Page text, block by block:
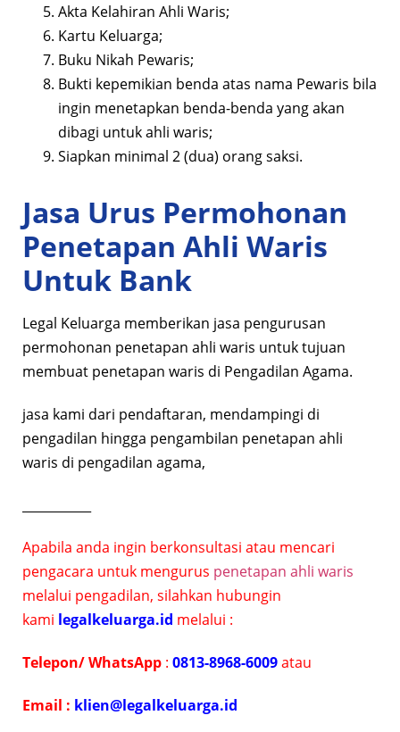
Akta Kelahiran Ahli Waris;
Kartu Keluarga;
Buku Nikah Pewaris;
Bukti kepemikian benda atas nama Pewaris bila
ingin menetapkan benda-benda yang akan
dibagi untuk ahli waris;
Siapkan minimal 2 (dua) orang saksi.
Jasa Urus Permohonan
Penetapan Ahli Waris
Untuk Bank
Legal Keluarga memberikan jasa pengurusan
permohonan penetapan ahli waris untuk tujuan
membuat penetapan waris di Pengadilan Agama.
jasa kami dari pendaftaran, mendampingi di
pengadilan hingga pengambilan penetapan ahli
waris di pengadilan agama,
Apabila anda ingin berkonsultasi atau mencari
pengacara untuk mengurus penetapan ahli waris
melalui pengadilan, silahkan hubungin
kami legalkeluarga.id melalui :
Telepon/ WhatsApp : 0813-8968-6009atau
Email : klien@legalkeluarga.id